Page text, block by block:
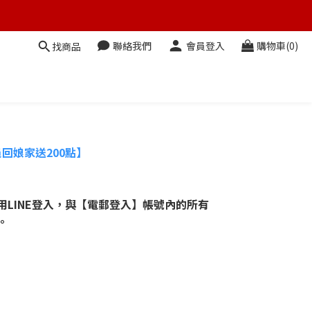
找商品 聯絡我們 會員登入 購物車(0)
回娘家送200點】
登入，與【電郵登入】帳號內的所有